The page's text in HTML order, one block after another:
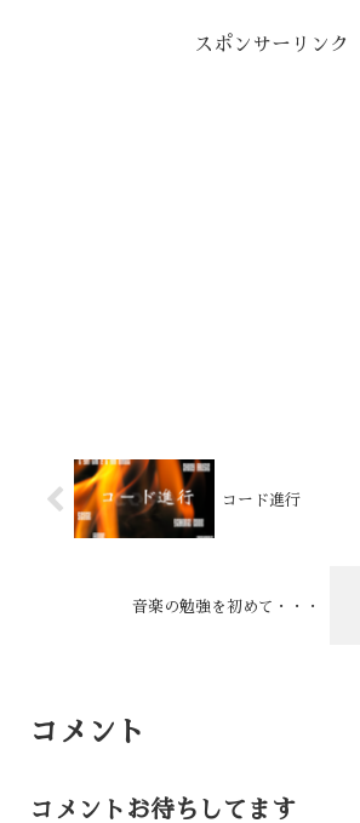
スポンサーリンク
コード進行
音楽の勉強を初めて・・・
コメント
コメントお待ちしてます